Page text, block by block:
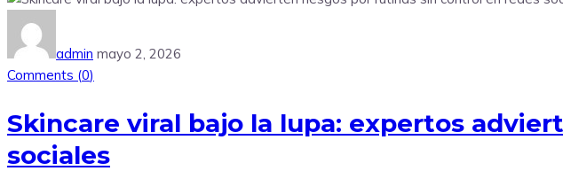
admin mayo 2, 2026
Comments (0)
Skincare viral bajo la lupa: expertos
sociales